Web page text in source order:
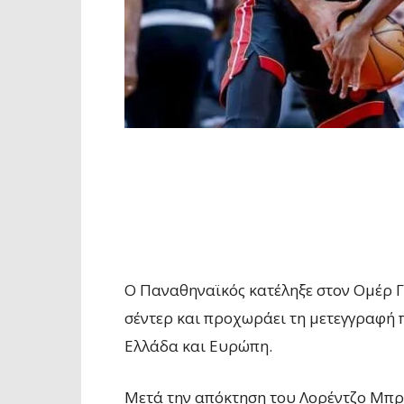
Ο Παναθηναϊκός κατέληξε στον Ομέρ
σέντερ και προχωράει τη μετεγγραφή
Ελλάδα και Ευρώπη.
Μετά την απόκτηση του Λορέντζο